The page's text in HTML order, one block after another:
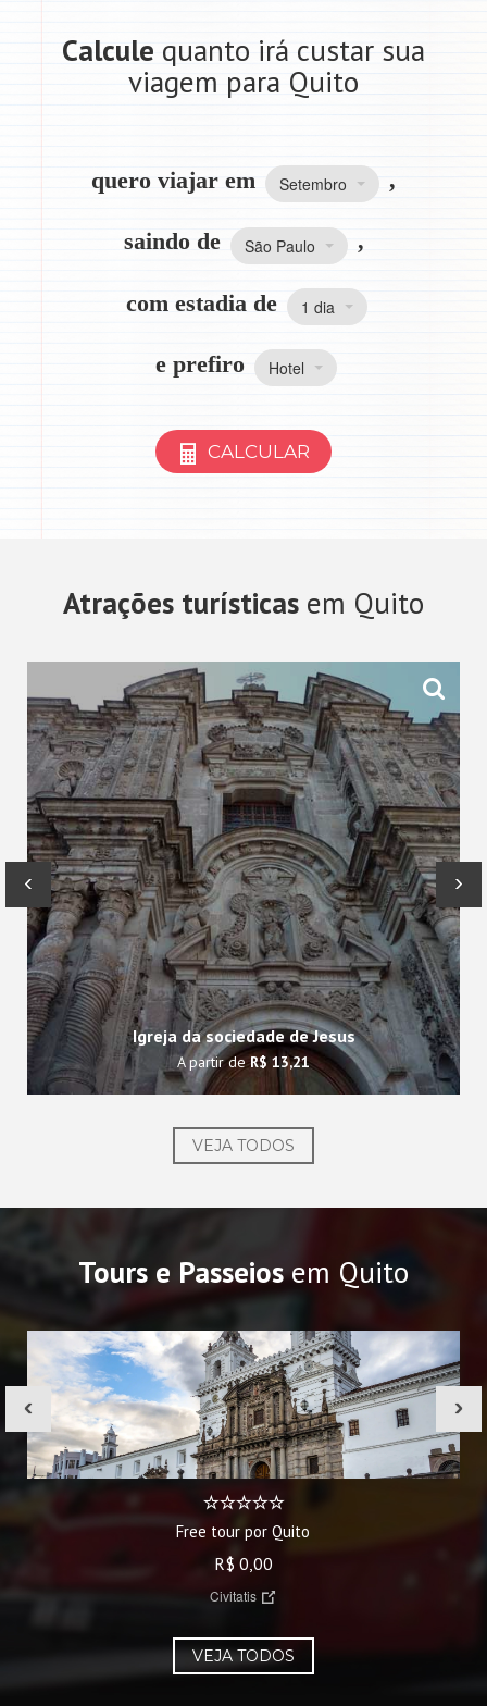
Calcule quanto irá custar sua
viagem para Quito
quero viajar em Setembro ,
saindo de São Paulo ,
com estadia de 1 dia
e prefiro Hotel
CALCULAR
Atrações turísticas em Quito
Igreja da sociedade de Jesus
A partir deR$ 13,21
‹ ›
VEJA TODOS
Tours e Passeiosem Quito
Free tour por Quito
R$ 0,00
Civitatis
‹ ›
VEJA TODOS